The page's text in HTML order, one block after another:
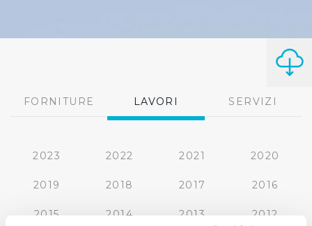
FORNITURE LAVORI SERVIZI
2023 2022 2021 2020
2019 2018 2017 2016
2015 2014 2013 2012